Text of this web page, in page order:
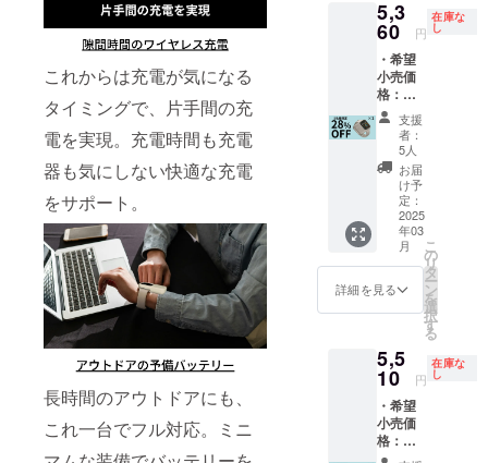
これからは充電が気になる
タイミングで、片手間の充
電を実現。充電時間も充電
器も気にしない快適な充電
をサポート。
長時間のアウトドアにも、
これ一台でフル対応。ミニ
状況、
使用部
材の供
給状
況、製
造工程
上の都
合等に
より出
荷時期
が遅れ
る場合
があり
ます。
※適格請
求書発
行事業
者登録
あり
（適格
請求書
発行事
業者登
録番号
の記載
いま
す。 ※
デザイ
ン・仕
様は変
更にな
る可能
性もご
ざいま
す。ご
了承く
ださ
い。 ※
皆様の
ご支援
量産効
率が向
正規販
売価格
が販売
予定価
格より
下がる
ご注文
状況製
造工程
上の都
合等に
より出
荷時期
が遅れ
ること
がござ
いま
す。 ※
デザイ
ン・仕
様は変
る可能
性もご
了承く
ださ
い。 ※
皆様の
ご支援
により
2mm、
44/45/4
6mm、
49mm
から選
択くだ
さい。
・GaN
アダプ
ター
「VOLT
」×1 ・
多機能
ポーチ
「MAR
US」
×1 ・キ
バンド
は付属
してお
りませ
ん。 ※
リター
型モバ
イル
バッテ
リー
「yi-G
Watch
」×1 ※
カラー
は、グ
レーブ
ラッ
ク、オ
フホワ
イトか
ら選択
くださ
い。 ※
2mm、
44/45/4
6mm、
49mm
から選
択くだ
5,3
60 円
在庫な
し
・希望
小売価
格：
7,450円
(税込)よ
28%OF
F ※日本
語取扱
説明書
及び商
品到着
後1ヶ月
間の交
換保証
付き ・
型モバ
イル
バッテ
リー
「yi-G
Watch
支援
者：
5人
お届
け予
定：
2025
年03
月
詳細を見る
こ
の
リ
タ
ー
ン
を
選
択
す
る
5,5
10 円
在庫な
し
・希望
小売価
格：
7,450円